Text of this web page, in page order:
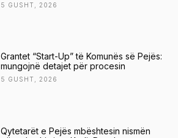
5 GUSHT, 2026
Grantet “Start-Up” të Komunës së Pejës:
mungojnë detajet për procesin
5 GUSHT, 2026
Qytetarët e Pejës mbështesin nismën